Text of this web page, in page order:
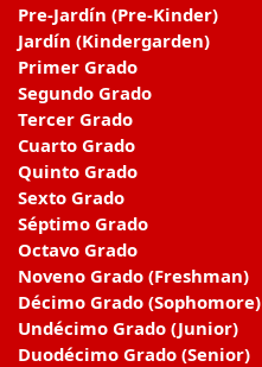
Pre-Jardín (Pre-Kinder)
Jardín (Kindergarden)
Primer Grado
Segundo Grado
Tercer Grado
Cuarto Grado
Quinto Grado
Sexto Grado
Séptimo Grado
Octavo Grado
Noveno Grado (Freshman)
Décimo Grado (Sophomore)
Undécimo Grado (Junior)
Duodécimo Grado (Senior)